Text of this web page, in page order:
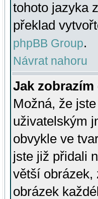
tohoto jazyka
překlad
phpBB Group.
Návrat nahoru
Jak
Možná, že
uživatelským
obvykle ve
jste již přidali
větší obrázek,
obrázek